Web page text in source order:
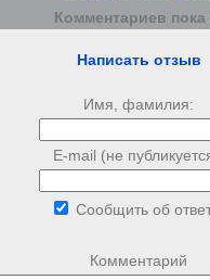
Комментариев пока
Написать отзыв
Имя, фамилия:
E-mail (не
Сообщить об
Комментарий